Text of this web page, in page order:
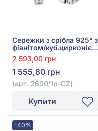
Сережки з срібла 925° з
фіанітом/куб.цирконієм,
арт. 2600/1р-CZ
2 593,00 грн
1 555,80 грн
(арт. 2600/1р-CZ)
Купити
-40%